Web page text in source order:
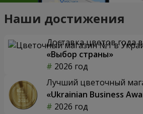
Наши достижения
Доставка цветов года
«Выбор страны»
2026 год
Лучший цветочный
«Ukrainian Business
2026 год